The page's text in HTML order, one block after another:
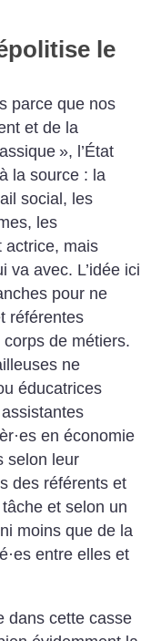
le
parce que nos
et de la
», l’État
la source : la
social, les
les
actrice, mais
va avec. L’idée ici
pour ne
référentes
de métiers.
ne
éducatrices
·es en économie
selon leur
des référents et
et selon un
moins que de la
·es ­entre elles et
dans cette casse